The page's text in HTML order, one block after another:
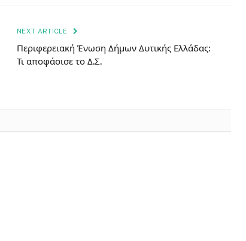
NEXT ARTICLE
Περιφερειακή Ένωση Δήμων Δυτικής Ελλάδας:
Τι αποφάσισε το Δ.Σ.